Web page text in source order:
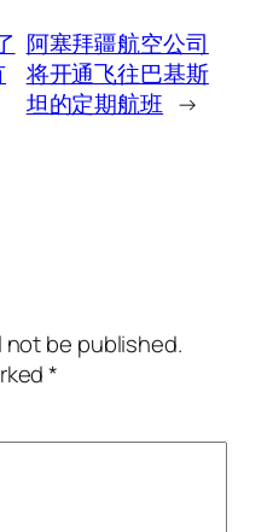
阿塞拜疆航空公司
将开通飞往巴基斯
坦的定期航班 →
not be published.
*